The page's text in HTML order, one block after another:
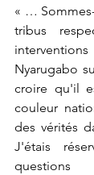
« …
tribus
Nyarugabo
croire qu'il
couleur
des vérités
J'étais